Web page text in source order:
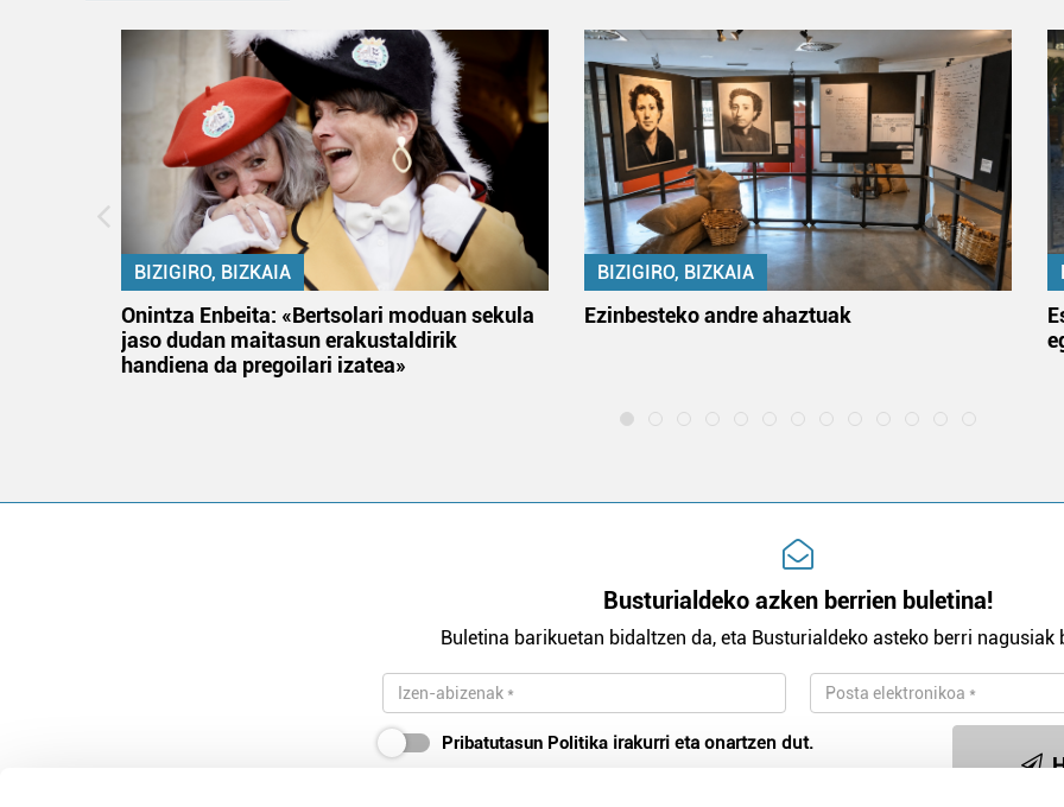
BIZIGIRO, BIZKAIA
Onintza Enbeita: «Bertsolari moduan sekula
jaso dudan maitasun erakustaldirik
handiena da pregoilari izatea»
BIZIGIRO, BIZKAIA
Ezinbesteko andre ahaztuak
Busturialdeko azken berrien buletina!
Buletina barikuetan bidaltzen da, eta Busturialdeko asteko berri nagusiak
Pribatutasun Politika irakurri eta onartzen dut.